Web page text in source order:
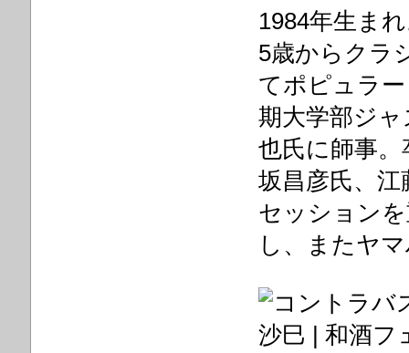
1984年生ま
5歳からクラ
てポピュラ
期大学部ジ
也氏に師事
坂昌彦氏、
セッション
し、またヤ